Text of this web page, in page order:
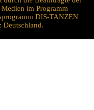
im Programm
DIS-TANZEN
Deutschland.